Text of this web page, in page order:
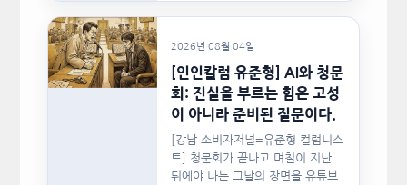
2026년 08월 04일
[인인칼럼 유준형] AI와 청문
회: 진실을 부르는 힘은 고성
이 아니라 준비된 질문이다.
[강남 소비자저널=유준형 컬럼니스
트] 청문회가 끝나고 며칠이 지난
뒤에야 나는 그날의 장면을 유튜브